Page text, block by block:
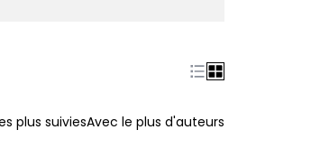
plus suiviesAvec le plus d'auteurs